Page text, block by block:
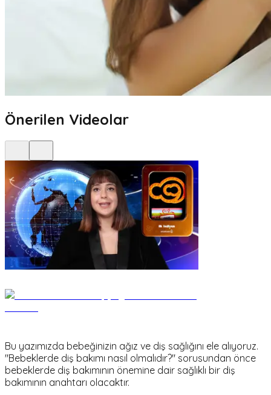
Önerilen Videolar
Bu yazımızda bebeğinizin ağız ve diş sağlığını ele alıyoruz.
"Bebeklerde diş bakımı nasıl olmalıdır?" sorusundan önce
bebeklerde diş bakımının önemine dair sağlıklı bir diş
bakımının anahtarı olacaktır.